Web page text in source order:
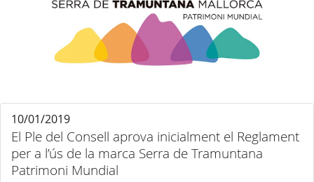
El Ple del Consell aprova inicialment el Reglament
per a l’ús de la marca Serra de Tramuntana
Patrimoni Mundial
10/01/2019